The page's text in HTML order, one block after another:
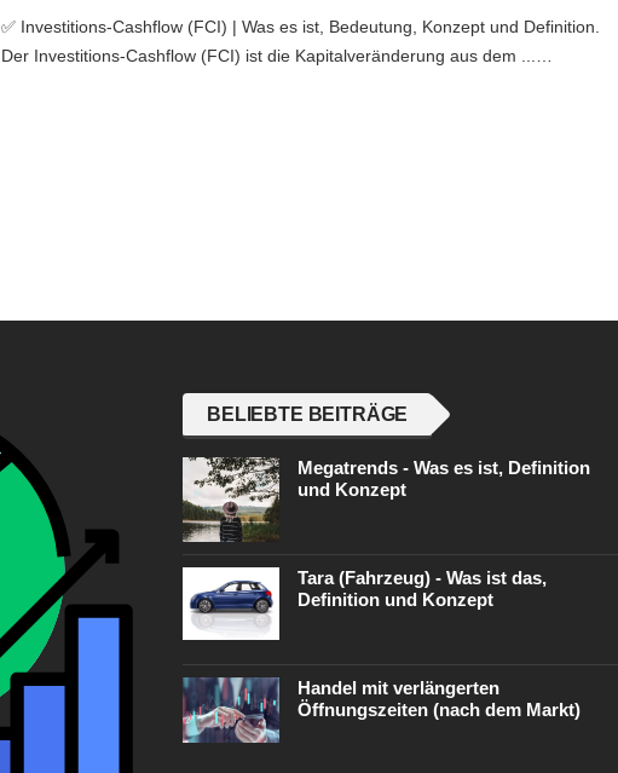
✅ Investitions-Cashflow (FCI) | Was es ist, Bedeutung, Konzept und Definition.
Der Investitions-Cashflow (FCI) ist die Kapitalveränderung aus dem ...…
BELIEBTE BEITRÄGE
Megatrends - Was es ist, Definition
und Konzept
Tara (Fahrzeug) - Was ist das,
Definition und Konzept
Handel mit verlängerten
Öffnungszeiten (nach dem Markt)